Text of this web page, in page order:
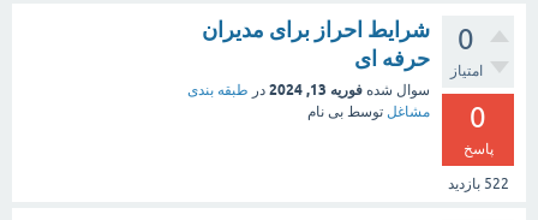
0
امتیاز
0
پاسخ
522 بازدید
شرایط احراز برای مدیران
حرفه ای
سوال شده فوریه 13, 2024 در طبقه بندی
مشاغل توسط بی نام